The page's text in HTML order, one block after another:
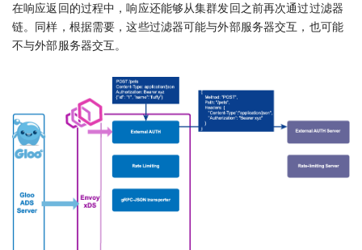
在响应返回的过程中，响应还能够从集群发回之前再次通过过滤器
链。同样，根据需要，这些过滤器可能与外部服务器交互，也可能
不与外部服务器交互。